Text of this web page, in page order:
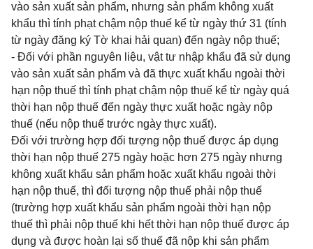
vào sản xuất sản phẩm, nhưng sản phẩm không xuất
khẩu thì tính phạt chậm nộp thuế kể từ ngày thứ 31 (tính
từ ngày đăng ký Tờ khai hải quan) đến ngày nộp thuế;
- Đối với phần nguyên liệu, vật tư nhập khẩu đã sử dụng
vào sản xuất sản phẩm và đã thực xuất khẩu ngoài thời
hạn nộp thuế thì tính phạt chậm nộp thuế kể từ ngày quá
thời hạn nộp thuế đến ngày thực xuất hoặc ngày nộp
thuế (nếu nộp thuế trước ngày thực xuất).
Đối với trường hợp đối tượng nộp thuế được áp dụng
thời hạn nộp thuế 275 ngày hoặc hơn 275 ngày nhưng
không xuất khẩu sản phẩm hoặc xuất khẩu ngoài thời
hạn nộp thuế, thì đối tượng nộp thuế phải nộp thuế
(trường hợp xuất khẩu sản phẩm ngoài thời hạn nộp
thuế thì phải nộp thuế khi hết thời hạn nộp thuế được áp
dụng và được hoàn lại số thuế đã nộp khi sản phẩm